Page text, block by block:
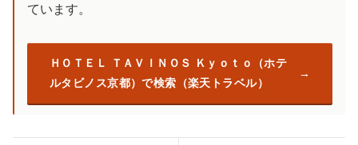
ています。
ＨＯＴＥＬ ＴＡＶＩＮＯＳ Ｋｙｏｔｏ（ホテ
ルタビノス京都）で検索（楽天トラベル）